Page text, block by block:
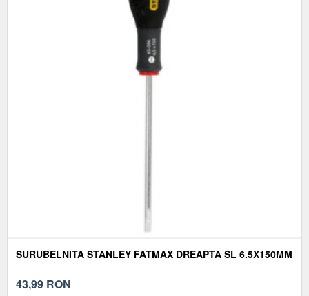
SURUBELNITA STANLEY FATMAX DREAPTA SL 6.5X150MM
43,99 RON